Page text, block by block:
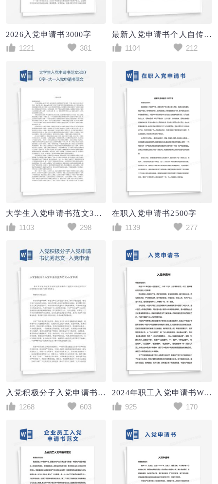
2026入党申请书3000字
1221
381
最新入党申请书个人自传部分
1104
212
大学生入党申请书范文3000字
1103
298
在职入党申请书2500字
1139
277
入党积极分子入党申请书优秀范文
1268
603
2024年职工入党申请书Word模板
925
170